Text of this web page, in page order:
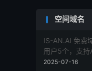
空间域名
IS-AN.AI 免费
用户5个，支
2025-07-16